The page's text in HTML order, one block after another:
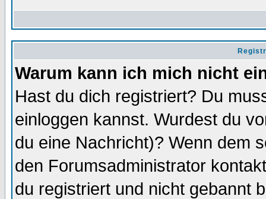
Warum kann ich mich nicht
Hast du dich registriert? Du
einloggen kannst. Wurdest du
du eine Nachricht)? Wenn dem
den Forumsadministrator
du registriert und nicht gebannt